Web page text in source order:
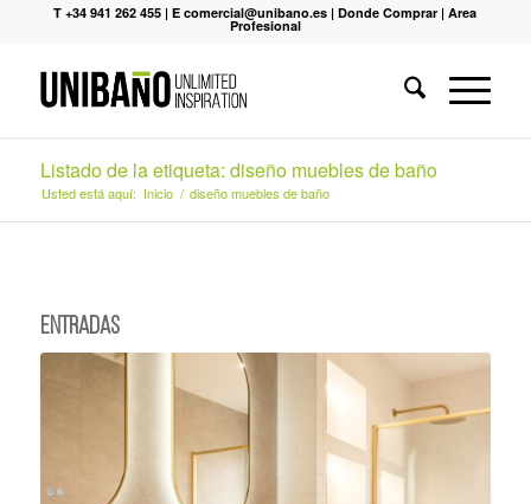
T +34 941 262 455 |E comercial@unibano.es |Donde Comprar |Area
Profesional
Listado de la etiqueta: diseño muebles de baño
Usted está aquí: Inicio / diseño muebles de baño
Entradas